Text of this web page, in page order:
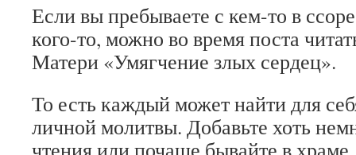
Если вы пребываете с кем-то в
кого-то, можно во время поста
Матери «Умягчение злых сердец».
То есть каждый может найти для
личной молитвы. Добавьте хоть
чтения или почаще бывайте в храме.